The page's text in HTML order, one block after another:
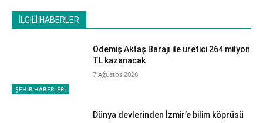
İLGİLİ HABERLER
ŞEHİR HABERLERİ
Ödemiş Aktaş Barajı ile üretici 264 milyon
TL kazanacak
7 Ağustos 2026
Dünya devlerinden İzmir’e bilim köprüsü